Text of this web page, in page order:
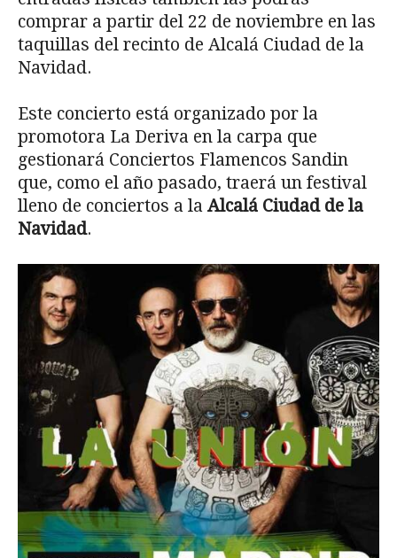
comprar a partir del 22 de noviembre en las
taquillas del recinto de Alcalá Ciudad de la
Navidad.
Este concierto está organizado por la
promotora La Deriva en la carpa que
gestionará Conciertos Flamencos Sandin
que, como el año pasado, traerá un festival
lleno de conciertos a la Alcalá Ciudad de la
Navidad.